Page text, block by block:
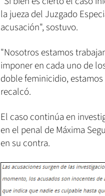
la jueza del Juzgado
acusación", sostuvo.
"Nosotros estamos
imponer en cada uno de
doble feminicidio,
recalcó.
El caso continúa en
en el penal de Máxima
en su contra.